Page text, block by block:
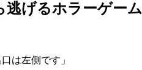
逃げるホラーゲーム
は左側です」